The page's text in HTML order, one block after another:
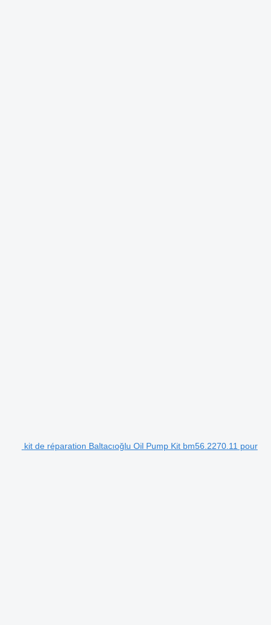
kit de réparation Baltacıoğlu Oil Pump Kit bm56.2270.11 pour